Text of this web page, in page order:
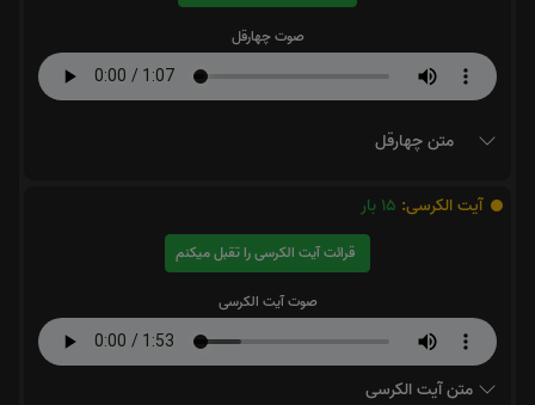
صوت چهارقل
متن چهارقل
آیت الکرسی: 15 بار
قرائت آیت الکرسی را تقبل میکنم
صوت آیت الکرسی
متن آیت الکرسی